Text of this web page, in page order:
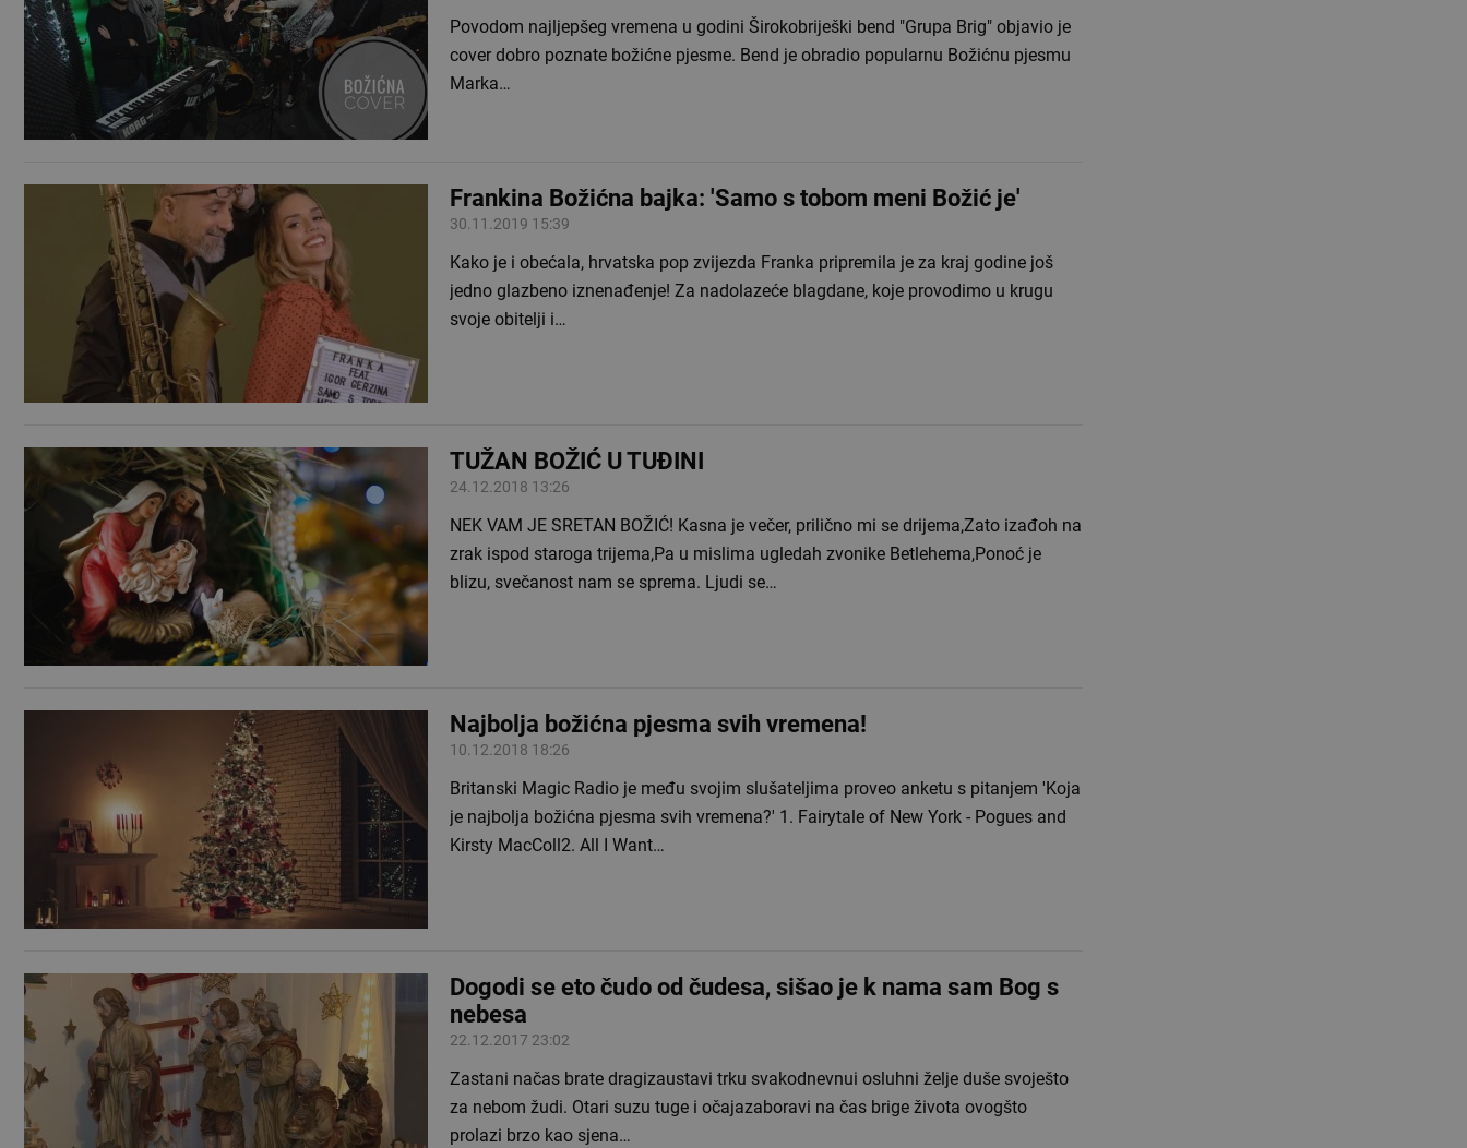
Povodom najljepšeg vremena u godini Širokobriješki bend "Grupa Brig" objavio je
cover dobro poznate božićne pjesme. Bend je obradio popularnu Božićnu pjesmu
Marka…
Frankina Božićna bajka: 'Samo s tobom meni Božić je'
30.11.2019 15:39
Kako je i obećala, hrvatska pop zvijezda Franka pripremila je za kraj godine još
jedno glazbeno iznenađenje! Za nadolazeće blagdane, koje provodimo u krugu
svoje obitelji i…
TUŽAN BOŽIĆ U TUĐINI
24.12.2018 13:26
NEK VAM JE SRETAN BOŽIĆ! Kasna je večer, prilično mi se drijema,Zato izađoh na
zrak ispod staroga trijema,Pa u mislima ugledah zvonike Betlehema,Ponoć je
blizu, svečanost nam se sprema. Ljudi se…
Najbolja božićna pjesma svih vremena!
10.12.2018 18:26
Britanski Magic Radio je među svojim slušateljima proveo anketu s pitanjem 'Koja
je najbolja božićna pjesma svih vremena?' 1. Fairytale of New York - Pogues and
Kirsty MacColl2. All I Want…
Dogodi se eto čudo od čudesa, sišao je k nama sam Bog s
nebesa
22.12.2017 23:02
Zastani načas brate dragizaustavi trku svakodnevnui osluhni želje duše svoješto
za nebom žudi. Otari suzu tuge i očajazaboravi na čas brige života ovogšto
prolazi brzo kao sjena…